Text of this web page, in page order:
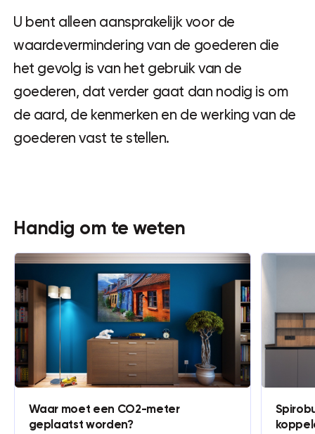
U bent alleen aansprakelijk voor de
waardevermindering van de goederen die
het gevolg is van het gebruik van de
goederen, dat verder gaat dan nodig is om
de aard, de kenmerken en de werking van de
goederen vast te stellen.
Handig om te weten
Waar moet een CO2-meter
geplaatst worden?